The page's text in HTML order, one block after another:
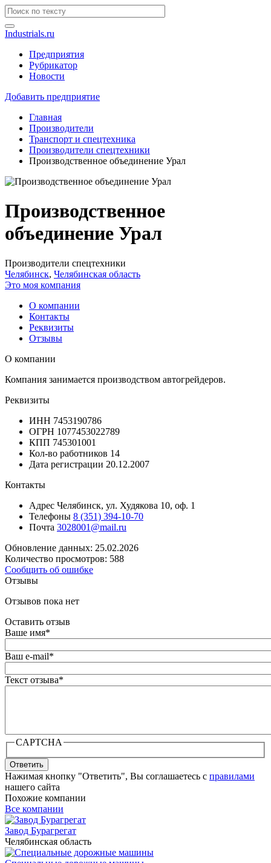
Industrials.ru
Предприятия
Рубрикатор
Новости
Добавить предприятие
Главная
Производители
Транспорт и спецтехника
Производители спецтехники
Производственное объединение Урал
Производственное
объединение Урал
Производители спецтехники
Челябинск, Челябинская область
Это моя компания
О компании
Контакты
Реквизиты
Отзывы
О компании
Компания занимается производством автогрейдеров.
Реквизиты
ИНН 7453190786
ОГРН 1077453022789
КПП 745301001
Кол-во работников 14
Дата регистрации 20.12.2007
Контакты
Адрес Челябинск, ул. Худякова 10, оф. 1
Телефоны 8 (351) 394-10-70
Почта 3028001@mail.ru
Обновление данных: 25.02.2026
Количество просмотров: 588
Сообщить об ошибке
Отзывы
Отзывов пока нет
Оставить отзыв
Ваше имя*
Ваш e-mail*
Текст отзыва*
CAPTCHA
Ответить
Нажимая кнопку "Ответить", Вы соглашаетесь с правилами
нашего сайта
Похожие компании
Все компании
Завод Бурагрегат
Челябинская область